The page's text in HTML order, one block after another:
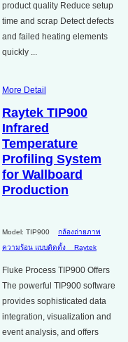
product quality Reduce setup
time and scrap Detect defects
and failed heating elements
quickly ...
More Detail
Raytek TIP900
Infrared
Temperature
Profiling System
for Wallboard
Production
Model: TIP900
กล้องถ่ายภาพ
ความร้อน แบบติดตั้ง Raytek
Fluke Process TIP900 Offers
The powerful TIP900 software
provides sophisticated data
integration, visualization and
event analysis, and offers